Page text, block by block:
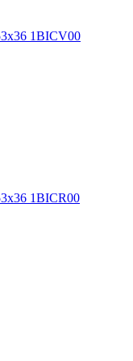
1BICV00
1BICR00